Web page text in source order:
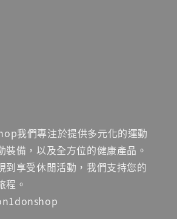
我們專注於提供多元化的運動
裝備，以及全方位的健康產品。
到享受休閒活動，我們支持您的
程。